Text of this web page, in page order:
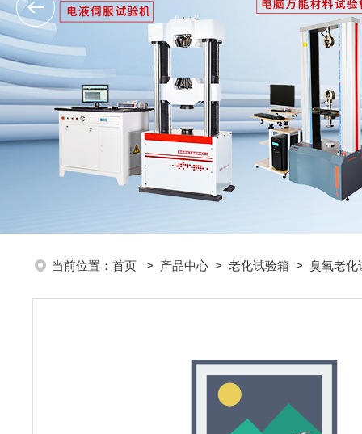
当前位置： 首页 > 产品中心 > 老化试验箱 > 臭氧老化